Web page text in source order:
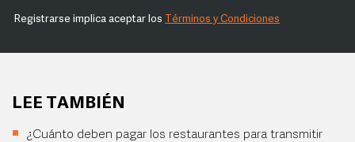
Registrarse implica aceptar los Términos y Condiciones
LEE TAMBIÉN
¿Cuánto deben pagar los restaurantes para transmitir